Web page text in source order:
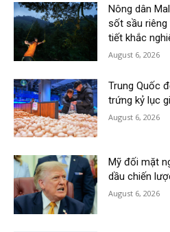
Nông dân
sốt sầu riêng
tiết khắc
August 6, 2026
Trung Quốc
trứng kỷ lục
August 6, 2026
Mỹ đối mặt
dầu chiến
August 6, 2026